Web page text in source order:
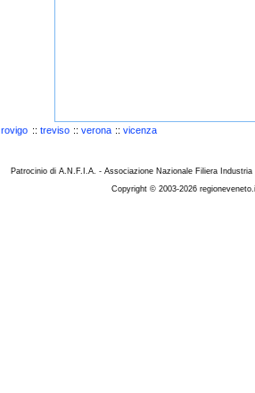
rovigo :: treviso :: verona :: vicenza
Patrocinio di A.N.F.I.A. - Associazione Nazionale Filiera
Copyright © 2003-2026